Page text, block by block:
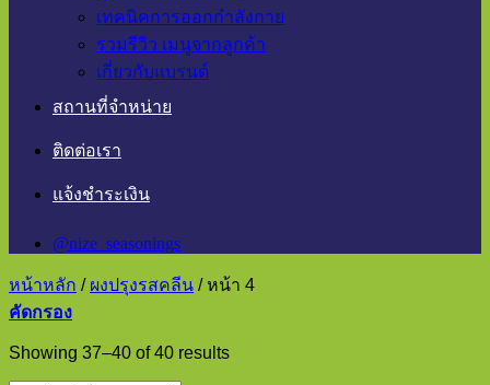
เทคนิคการออกกำลังกาย
รวมรีวิว เมนูจากลูกค้า
เกี่ยวกับแบรนด์
สถานที่จำหน่าย
ติดต่อเรา
แจ้งชำระเงิน
@nize_seasonings
หน้าหลัก / ผงปรุงรสคลีน /หน้า 4
คัดกรอง
Showing 37–40 of 40 results